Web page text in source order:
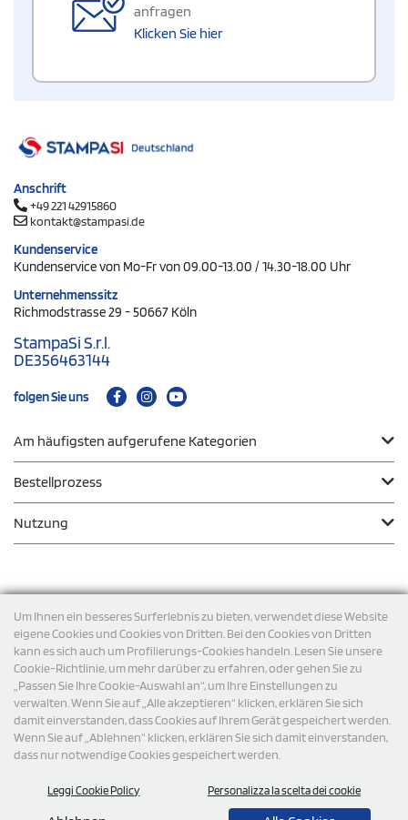
Um Ihnen ein besseres Surferlebnis zu bieten, verwendet diese Website
eigene Cookies und Cookies von Dritten. Bei den Cookies von Dritten
kann es sich auch um Profilierungs-Cookies handeln. Lesen Sie unsere
Cookie-Richtlinie, um mehr darüber zu erfahren, oder gehen Sie zu
„Passen Sie Ihre Cookie-Auswahl an“, um Ihre Einstellungen zu
verwalten. Wenn Sie auf „Alle akzeptieren“ klicken, erklären Sie sich
damit einverstanden, dass Cookies auf Ihrem Gerät gespeichert werden.
Wenn Sie auf „Ablehnen“ klicken, erklären Sie sich damit einverstanden,
dass nur notwendige Cookies gespeichert werden.
Leggi Cookie Policy Personalizza la scelta dei cookie
anfragen
Klicken Sie hier
Anschrift
+49 221 42915860
kontakt@stampasi.de
Kundenservice
Kundenservice von Mo-Fr von 09.00-13.00 / 14.30-18.00 Uhr
Unternehmenssitz
Richmodstrasse 29 - 50667 Köln
StampaSi S.r.l.
DE356463144
folgen Sie uns
Am häufigsten aufgerufene Kategorien
Bestellprozess
Nutzung
Versand
© 2026 StampaSi s.r.l. ALLE RECHTE SIND VORBEHALTEN -
Steuernummer DE356463144